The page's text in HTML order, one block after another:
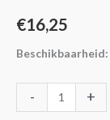
€16,25
Beschikbaarheid:
- +